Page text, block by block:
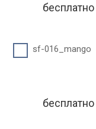
бесплатно
sf-016_mango
бесплатно